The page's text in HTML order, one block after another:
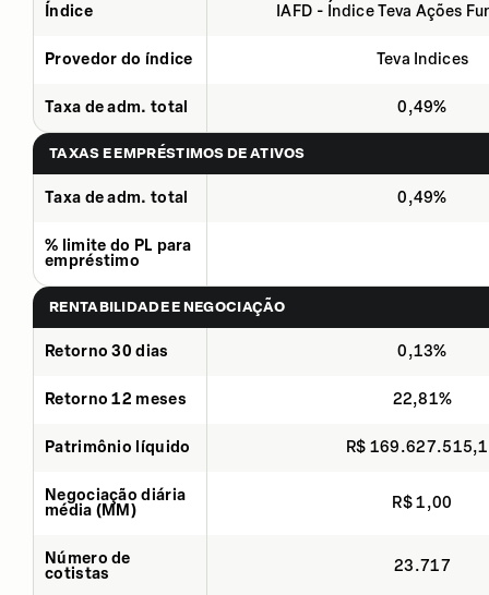
Índice IAFD - Índice Teva Ações
Provedor do índice Teva Indices
Taxa de adm. total 0,49%
TAXAS E EMPRÉSTIMOS DE ATIVOS
Taxa de adm. total 0,49%
% limite do PL para
empréstimo
RENTABILIDADE E NEGOCIAÇÃO
Retorno 30 dias 0,13%
Retorno 12 meses 22,81%
Patrimônio líquido R$
Negociação diária
média (MM)
R$ 1,00
Número de
cotistas
23.717